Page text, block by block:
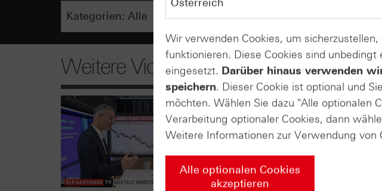
Weitere Videos
Wir verwenden Cookies, um
funktionieren. Diese Cookies sind
eingesetzt. Darüber hinaus verwenden
speichern. Dieser Cookie ist optional und
möchten. Wählen Sie dazu "Alle optionalen
Verarbeitung optionaler Cookies, dann
Weitere Informationen zur Verwendung von
Alle optionalen Cookies
akzeptieren